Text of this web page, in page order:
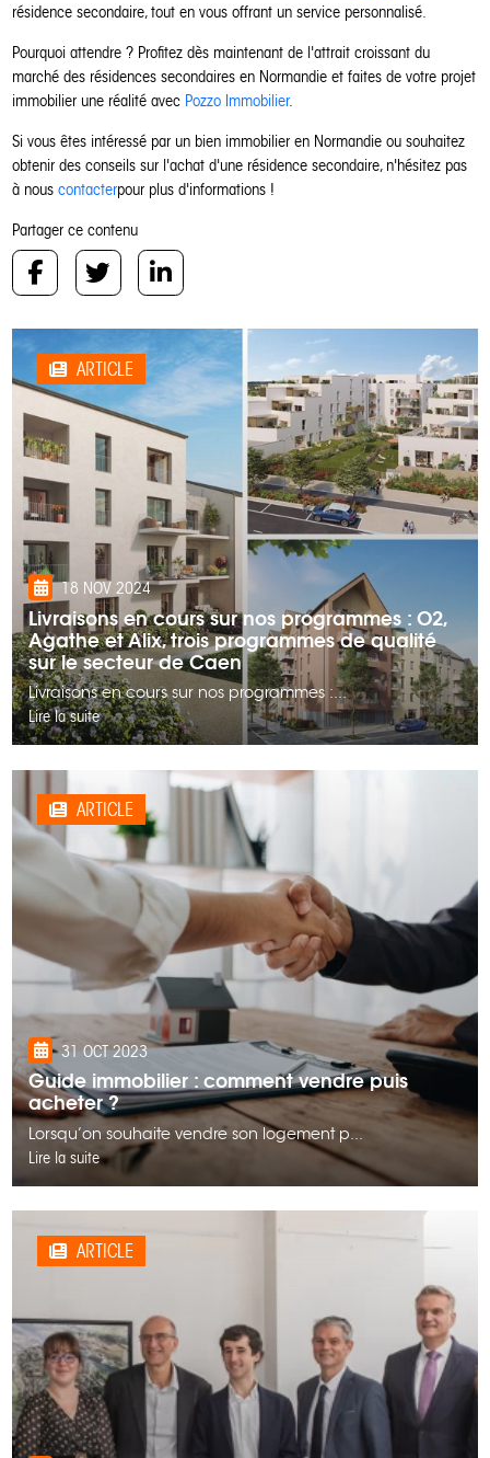
résidence secondaire, tout en vous offrant un service personnalisé.
Pourquoi attendre ? Profitez dès maintenant de l'attrait croissant du
marché des résidences secondaires en Normandie et faites de votre projet
immobilier une réalité avec Pozzo Immobilier.
Si vous êtes intéressé par un bien immobilier en Normandie ou souhaitez
obtenir des conseils sur l'achat d'une résidence secondaire, n'hésitez pas
à nouscontacterpour plus d'informations !
Partager ce contenu
ARTICLE
18 NOV 2024
Livraisons en cours sur nos programmes : O2,
Agathe et Alix, trois programmes de qualité
sur le secteur de Caen
Livraisons en cours sur nos programmes :...
Lire la suite
ARTICLE
31 OCT 2023
Guide immobilier : comment vendre puis
acheter ?
Lorsqu’on souhaite vendre son logement p...
Lire la suite
ARTICLE